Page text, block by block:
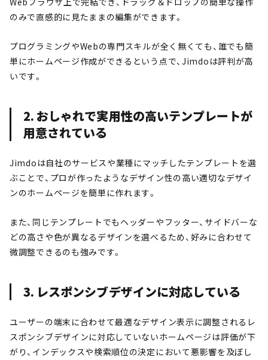
のみで直感的に見たままの編集ができます。
プログラミングやWebの専門スキルが全く無くても、誰でも簡
単にホームページ作成ができるという点で、Jimdoは評判が高
いです。
2. おしゃれで実用性の高いテンプレートが
用意されている
Jimdoは自社のサービスや業種にマッチしたテンプレートを選
ぶことで、プロが作ったようなデザイン性の高い適切なデザイ
ンのホームページを簡単に作れます。
また、同じテンプレートでもヘッダーやフッター、サイドバーな
どの高さや色が異なるデザインを選べるため、好みに合わせて
微調整できるのも強みです。
3. レスポンシブデザインに対応している
ユーザーの端末に合わせて最適なデザイン表示に調整されるレ
スポンシブデザインに対応していないホームページは評価が下
がり、インデックスや検索順位の決定において悪影響を及ぼし